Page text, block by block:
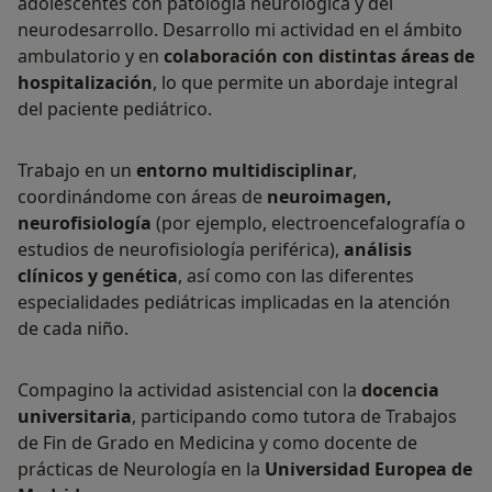
neurodesarrollo. Desarrollo mi actividad en el ámbito
ambulatorio y en colaboración con distintas áreas de
hospitalización, lo que permite un abordaje integral
del paciente pediátrico.
Trabajo en un entorno multidisciplinar,
coordinándome con áreas de neuroimagen,
neurofisiología (por ejemplo, electroencefalografía o
estudios de neurofisiología periférica), análisis
clínicos y genética, así como con las diferentes
especialidades pediátricas implicadas en la atención
de cada niño.
Compagino la actividad asistencial con la docencia
universitaria, participando como tutora de Trabajos
de Fin de Grado en Medicina y como docente de
prácticas de Neurología en la Universidad Europea de